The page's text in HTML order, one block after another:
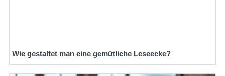
Wie gestaltet man eine gemütliche Leseecke?